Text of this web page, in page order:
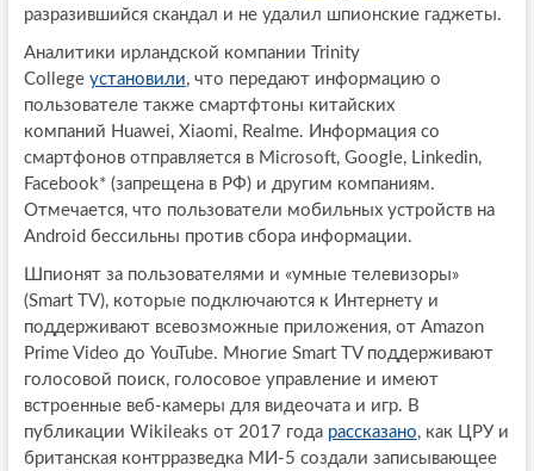
разразившийся скандал и не удалил шпионские гаджеты.
Аналитики ирландской компании Trinity
College установили, что передают информацию о
пользователе также смартфтоны китайских
компаний Huawei, Xiaomi, Realme. Информация со
смартфонов отправляется в Microsoft, Google, Linkedin,
Facebook* (запрещена в РФ) и другим компаниям.
Отмечается, что пользователи мобильных устройств на
Android бессильны против сбора информации.
Шпионят за пользователями и «умные телевизоры»
(Smart TV), которые подключаются к Интернету и
поддерживают всевозможные приложения, от Amazon
Prime Video до YouTube. Многие Smart TV поддерживают
голосовой поиск, голосовое управление и имеют
встроенные веб-камеры для видеочата и игр. В
публикации Wikileaks от 2017 года рассказано, как ЦРУ и
британская контрразведка МИ-5 создали записывающее